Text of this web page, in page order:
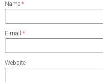
Name *
E-mail *
Website